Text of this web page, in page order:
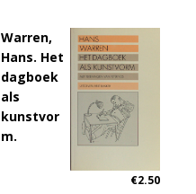
Warren,
Hans. Het
dagboek
als
kunstvor
m.
€2.50